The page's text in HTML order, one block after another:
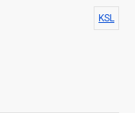
положенні;
в комплекті;
набір,
KSL